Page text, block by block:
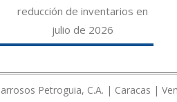
reducción de inventarios en
julio de 2026
Petroguia, C.A. | Caracas |